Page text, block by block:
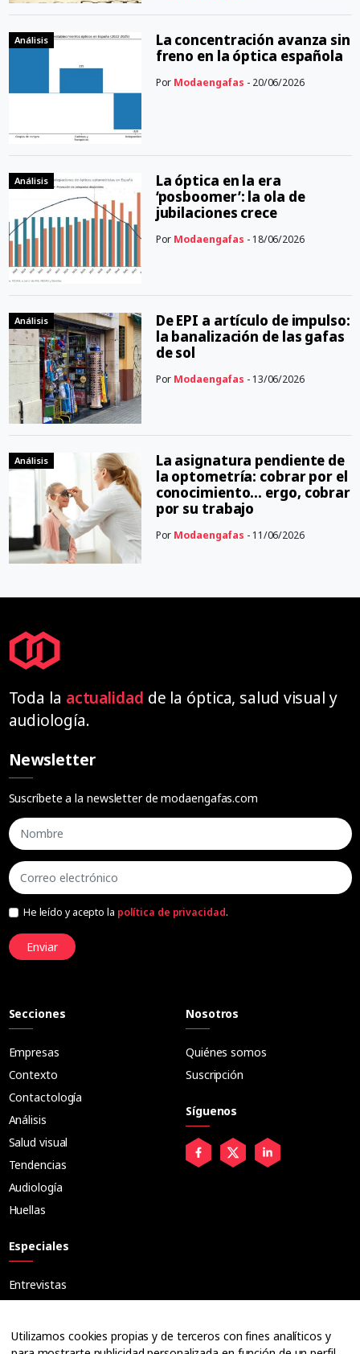
Análisis
La concentración avanza sin
freno en la óptica española
Por Modaengafas - 20/06/2026
Análisis
La óptica en la era
‘posboomer’: la ola de
jubilaciones crece
Por Modaengafas - 18/06/2026
Análisis
De EPI a artículo de impulso:
la banalización de las gafas
de sol
Por Modaengafas - 13/06/2026
Análisis
La asignatura pendiente de
la optometría: cobrar por el
conocimiento… ergo, cobrar
por su trabajo
Por Modaengafas - 11/06/2026
Toda la actualidad de la óptica, salud visual y
audiología.
Newsletter
Suscríbete a la newsletter de modaengafas.com
He leído y acepto la política de privacidad.
Enviar
Secciones
Empresas
Contexto
Contactología
Análisis
Salud visual
Tendencias
Audiología
Huellas
Especiales
Entrevistas
Ópticos
Nosotros
Quiénes somos
Suscripción
Síguenos
Utilizamos cookies propias y de terceros con fines analíticos y